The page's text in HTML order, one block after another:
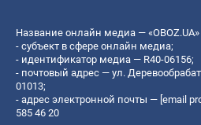
Название онлайн медиа — «OBOZ.UA»
- субъект в сфере онлайн медиа;
- идентификатор медиа — R40-06156;
- почтовый адрес — ул.
01013;
- адрес электронной почты — [email
585 46 20